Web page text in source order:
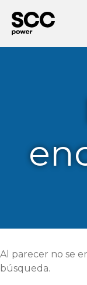
Saltar al contenido
Al parecer no se
búsqueda.